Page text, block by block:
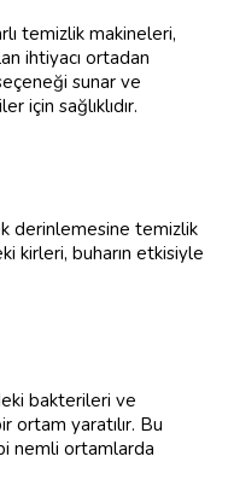
temizlik makineleri,
ihtiyacı ortadan
sunar ve
için sağlıklıdır.
derinlemesine temizlik
kirleri, buharın etkisiyle
bakterileri ve
ortam yaratılır. Bu
nemli ortamlarda